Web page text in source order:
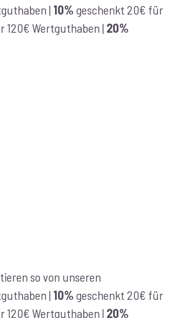
| 10% geschenkt 20€ für
120€ Wertguthaben | 20%
so von unseren
| 10% geschenkt 20€ für
120€ Wertguthaben | 20%